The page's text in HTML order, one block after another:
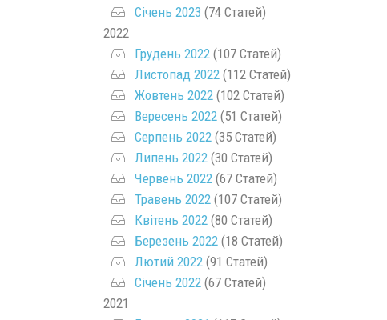
Січень 2023 (74 Статей)
2022
Грудень 2022(107 Статей)
Листопад 2022(112 Статей)
Жовтень 2022(102 Статей)
Вересень 2022(51 Статей)
Серпень 2022(35 Статей)
Липень 2022(30 Статей)
Червень 2022(67 Статей)
Травень 2022(107 Статей)
Квітень 2022(80 Статей)
Березень 2022(18 Статей)
Лютий 2022(91 Статей)
Січень 2022(67 Статей)
2021